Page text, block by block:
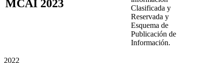
MCAI 2023
Clasificada y
Reservada y
Esquema de
Publicación de
Información.
2022